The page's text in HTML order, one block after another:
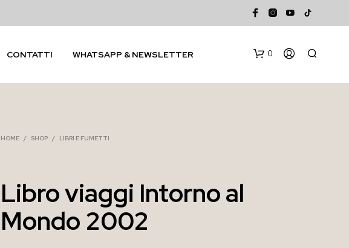
CONTATTI WHATSAPP & NEWSLETTER 0
HOME / SHOP / LIBRI E FUMETTI
Libro viaggi Intorno al
Mondo 2002